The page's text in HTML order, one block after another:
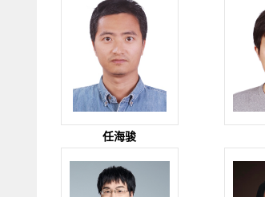
任海骏